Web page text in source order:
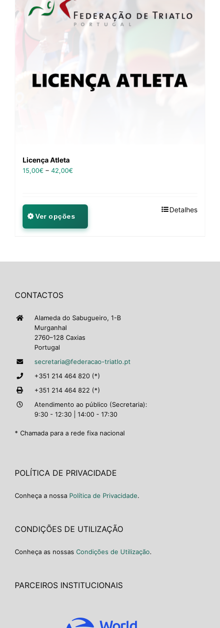
Licença Atleta
15,00€ – 42,00€
Ver opções
Detalhes
CONTACTOS
Alameda do Sabugueiro, 1-B
Murganhal
2760–128 Caxias
Portugal
secretaria@federacao-triatlo.pt
+351 214 464 820 (*)
+351 214 464 822 (*)
Atendimento ao público (Secretaria):
9:30 - 12:30 | 14:00 - 17:30
* Chamada para a rede fixa nacional
POLÍTICA DE PRIVACIDADE
Conheça a nossa Política de Privacidade.
CONDIÇÕES DE UTILIZAÇÃO
Conheça as nossas Condições de Utilização.
PARCEIROS INSTITUCIONAIS